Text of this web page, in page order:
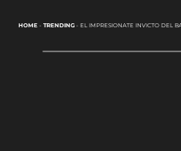
HOME- TRENDING- EL IMPRESIONATE INVICTO DEL